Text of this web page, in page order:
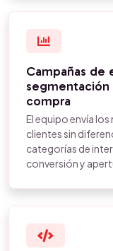
Campañas de
compra
El equipo envía
clientes sin
categorías de
conversión y